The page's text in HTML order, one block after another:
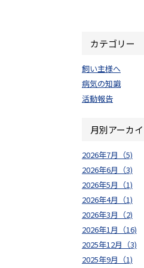
カテゴリー
飼い主様へ
病気の知識
活動報告
月別アーカ
2026年7月（5)
2026年6月（3)
2026年5月（1)
2026年4月（1)
2026年3月（2)
2026年1月（16)
2025年12月（3)
2025年9月（1)